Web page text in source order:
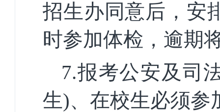
招生办同意后，安
时参加体检，逾期
7.报考公安及司
生)、在校生必须参